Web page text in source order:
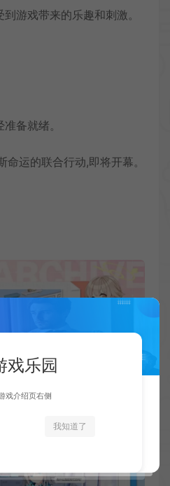
游戏带来的乐趣和刺激。
备就绪。
运的联合行动,即将开幕。
戏乐园
戏介绍页右侧
我知道了